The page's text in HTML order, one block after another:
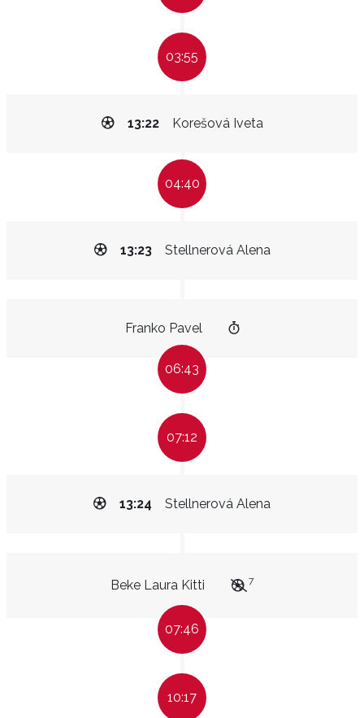
03:55
Korešová Iveta
13:22
04:40
Stellnerová Alena
13:23
Franko Pavel
06:43
07:12
Stellnerová Alena
13:24
Beke Laura Kitti 7
07:46
10:17